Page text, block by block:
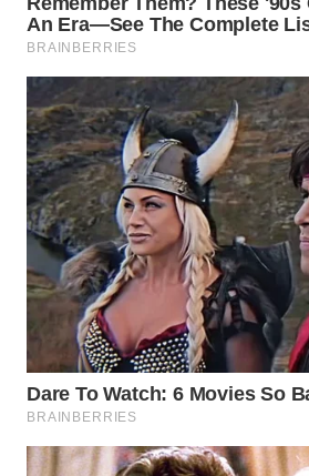
WAHANA
TANI
WAHANA
ADVOKAT
WAHANA
INFRASTRUKTUR
WAHANA
KONSUMEN
WAHANA
LISTRIK
WAHANA
TRAVEL